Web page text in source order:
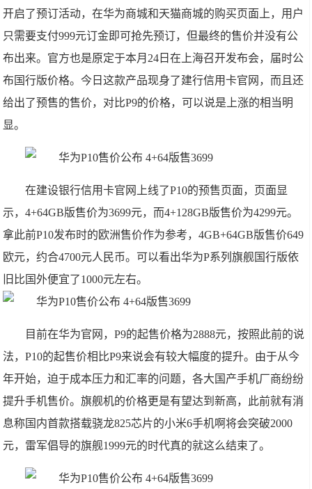
开启了预订活动，在华为商城和天猫商城的购买页面上，用户
只需要支付999元订金即可抢先预订，但最终的售价并没有公
布出来。官方也是原定于本月24日在上海召开发布会，届时公
布国行版价格。今日这款产品现身了建行信用卡官网，而且还
给出了预售的售价，对比P9的价格，可以说是上涨的相当明
显。
在建设银行信用卡官网上线了P10的预售页面，页面显
示，4+64GB版售价为3699元，而4+128GB版售价为4299元。
拿此前P10发布时的欧洲售价作为参考，4GB+64GB版售价649
欧元，约合4700元人民币。可以看出华为P系列旗舰国行版依
旧比国外便宜了1000元左右。
目前在华为官网，P9的起售价格为2888元，按照此前的说
法，P10的起售价相比P9来说会有较大幅度的提升。由于从今
年开始，迫于成本压力和汇率的问题，各大国产手机厂商纷纷
提升手机售价。旗舰机的价格更是有望达到新高，此前就有消
息称国内首款搭载骁龙825芯片的小米6手机啊将会突破2000
元，雷军倡导的旗舰1999元的时代真的就这么结束了。